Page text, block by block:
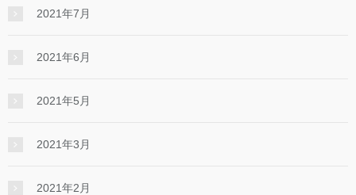
2021年7月
2021年6月
2021年5月
2021年3月
2021年2月